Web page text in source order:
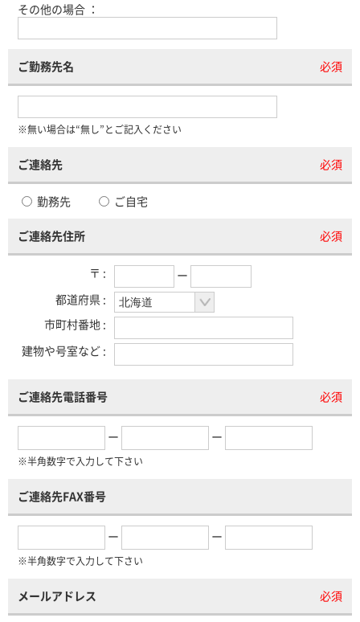
その他の場合 ：
ご勤務先名 必須
※無い場合は“無し”とご記入ください
ご連絡先 必須
勤務先 ご自宅
ご連絡先住所 必須
〒 :
ー
都道府県 :
市町村番地 :
建物や号室など :
ご連絡先電話番号 必須
ー ー
※半角数字で入力して下さい
ご連絡先FAX番号
ー ー
※半角数字で入力して下さい
メールアドレス 必須